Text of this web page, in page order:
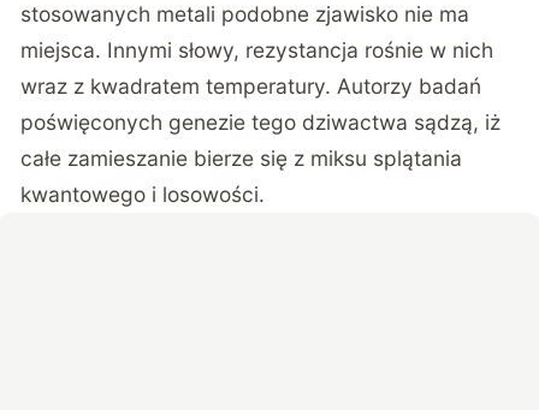
stosowanych metali podobne zjawisko nie ma
miejsca. Innymi słowy, rezystancja rośnie w nich
wraz z kwadratem temperatury. Autorzy badań
poświęconych genezie tego dziwactwa sądzą, iż
całe zamieszanie bierze się z miksu splątania
kwantowego i losowości.